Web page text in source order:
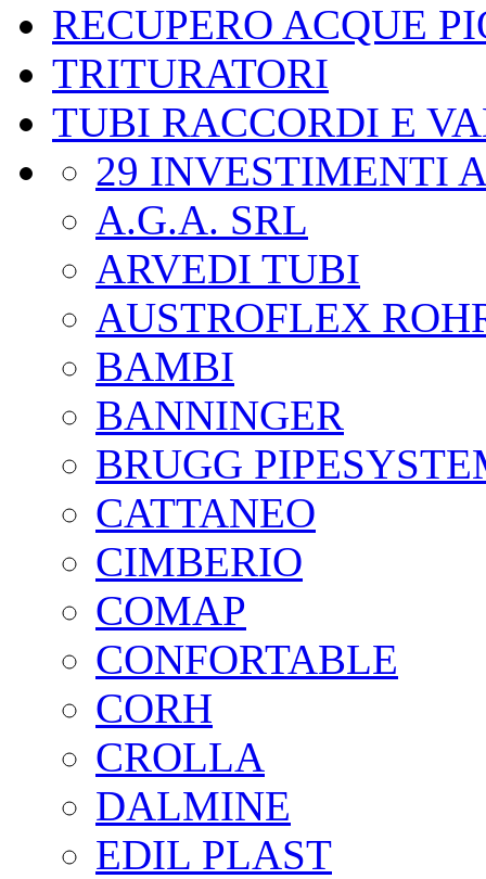
RECUPERO ACQUE
TRITURATORI
TUBI RACCORDI E
29 INVESTIMENTI
A.G.A. SRL
ARVEDI TUBI
AUSTROFLEX
BAMBI
BANNINGER
BRUGG
CATTANEO
CIMBERIO
COMAP
CONFORTABLE
CORH
CROLLA
DALMINE
EDIL PLAST